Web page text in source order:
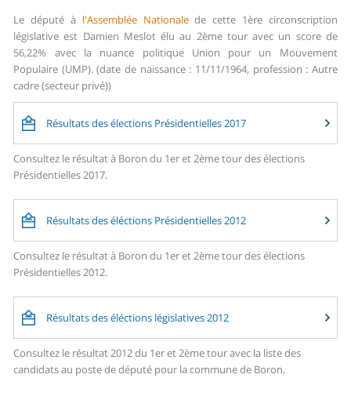
Le député à l'Assemblée Nationalede cette 1ère circonscription
législative est Damien Meslot élu au 2ème tour avec un score de
56,22% avec la nuance politique Union pour un Mouvement
Populaire (UMP). (date de naissance : 11/11/1964, profession : Autre
cadre (secteur privé))
Résultats des élections Présidentielles 2017
Consultez le résultat à Boron du 1er et 2ème tour des élections
Présidentielles 2017.
Résultats des éléctions Présidentielles 2012
Consultez le résultat à Boron du 1er et 2ème tour des élections
Présidentielles 2012.
Résultats des éléctions législatives 2012
Consultez le résultat 2012 du 1er et 2ème tour avec la liste des
candidats au poste de député pour la commune de Boron.